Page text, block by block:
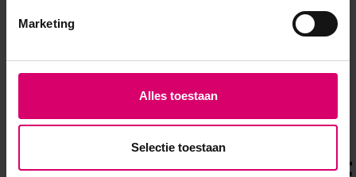
Marketing
Alles toestaan
Selectie toestaan